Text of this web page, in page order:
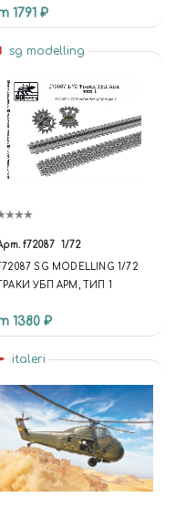
1791 ₽
sg modelling
f72087 1/72
SG MODELLING 1/72
ТРАКИ УБП АРМ, ТИП 1
1380 ₽
italeri